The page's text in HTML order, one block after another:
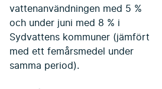
vattenanvändningen med 5 %
och under juni med 8 % i
Sydvattens kommuner (jämfört
med ett femårsmedel under
samma period).